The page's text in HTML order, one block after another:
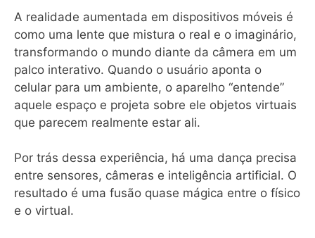
A realidade aumentada em dispositivos móveis é
como uma lente que mistura o real e o imaginário,
transformando o mundo diante da câmera em um
palco interativo. Quando o usuário aponta o
celular para um ambiente, o aparelho “entende”
aquele espaço e projeta sobre ele objetos virtuais
que parecem realmente estar ali.
Por trás dessa experiência, há uma dança precisa
entre sensores, câmeras e inteligência artificial. O
resultado é uma fusão quase mágica entre o físico
e o virtual.